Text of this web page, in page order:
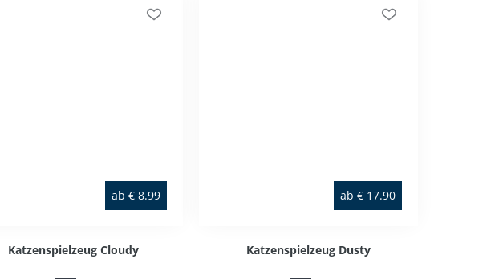
ab € 8.99
Katzenspielzeug Cloudy
ab € 17.90
Katzenspielzeug Dusty